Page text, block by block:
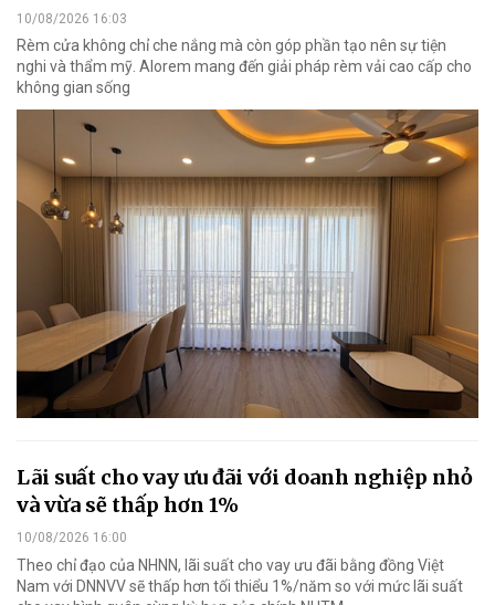
10/08/2026 16:03
Rèm cửa không chỉ che nắng mà còn góp phần tạo nên sự tiện
nghi và thẩm mỹ. Alorem mang đến giải pháp rèm vải cao cấp cho
không gian sống
Lãi suất cho vay ưu đãi với doanh nghiệp nhỏ
và vừa sẽ thấp hơn 1%
10/08/2026 16:00
Theo chỉ đạo của NHNN, lãi suất cho vay ưu đãi bằng đồng Việt
Nam với DNNVV sẽ thấp hơn tối thiểu 1%/năm so với mức lãi suất